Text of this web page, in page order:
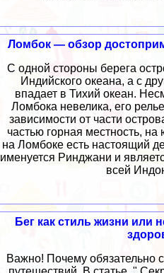
Ломбок — обзор
С одной стороны берега
Индийского океана, а с
впадает в Тихий океан.
Ломбока невелика, его
зависимости от части
частью горная местность,
на Ломбоке есть настоящий
именуется Ринджани и
всей
Бег как стиль жизни или
Важно! Почему обязательно